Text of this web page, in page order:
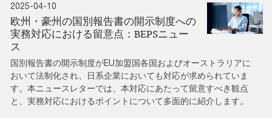
2025-04-10
欧州・豪州の国別報告書の開示制度への
実務対応における留意点：BEPSニュー
ス
国別報告書の開示制度がEU加盟国各国およびオーストラリアに
おいて法制化され、日系企業においても対応が求められていま
す。本ニュースレターでは、本対応にあたって留意すべき観点
と、実務対応におけるポイントについて多面的に紹介します。